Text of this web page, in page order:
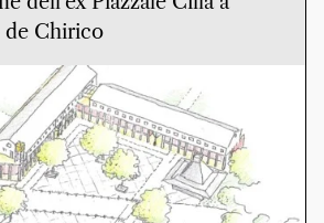
de Chirico